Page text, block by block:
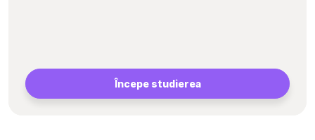
Începe studierea